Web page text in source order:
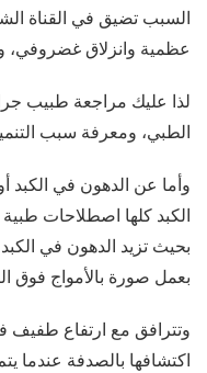
السبب تضيق في القناة
عظمية وانزلاق غضروفي،
لذا عليك مراجعة طبيب
الطبي، ومعرفة سبب
وأما عن الدهون في الكبد
الكبد كلها اصطلاحات
بعمل صورة بالأمواج فوق
وتترافق مع ارتفاع طفيف
اكتشافها بالصدفة عندما